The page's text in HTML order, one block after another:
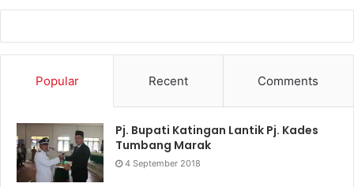
Popular Recent Comments
Pj. Bupati Katingan Lantik Pj. Kades
Tumbang Marak
4 September 2018